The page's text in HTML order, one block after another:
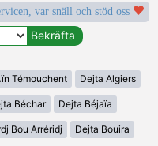
var snäll och stöd oss
Témouchent Dejta Algiers
Béchar Dejta Béjaïa
Bou Arréridj Dejta Bouira